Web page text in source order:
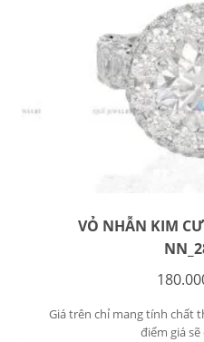
VỎ NHẪN KIM
Giá trên chỉ mang tính chất
điểm giá